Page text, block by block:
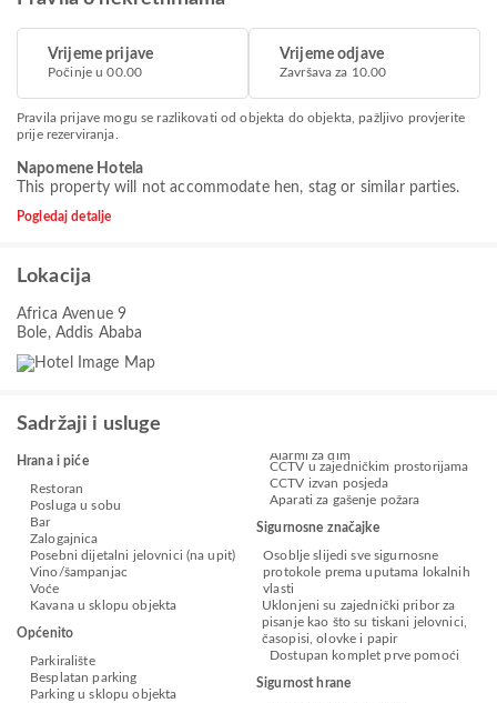
Vrijeme prijave
Počinje u 00.00
Vrijeme odjave
Završava za 10.00
Pravila prijave mogu se razlikovati od objekta do objekta, pažljivo provjerite
prije rezerviranja.
Napomene Hotela
This property will not accommodate hen, stag or similar parties.
Pogledaj detalje
Lokacija
Africa Avenue 9
Bole, Addis Ababa
Sadržaji i usluge
Hrana i piće
Restoran
Posluga u sobu
Bar
Zalogajnica
Posebni dijetalni jelovnici (na upit)
Vino/šampanjac
Voće
Kavana u sklopu objekta
Općenito
Parkiralište
Besplatan parking
Parking u sklopu objekta
Alarmi za dim
CCTV u zajedničkim prostorijama
CCTV izvan posjeda
Aparati za gašenje požara
Sigurnosne značajke
Osoblje slijedi sve sigurnosne
protokole prema uputama lokalnih
vlasti
Uklonjeni su zajednički pribor za
pisanje kao što su tiskani jelovnici,
časopisi, olovke i papir
Dostupan komplet prve pomoći
Sigurnost hrane